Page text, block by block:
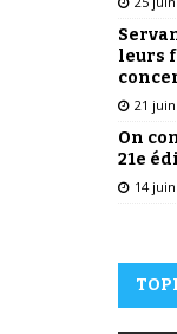
leurs
21
On
21e
14